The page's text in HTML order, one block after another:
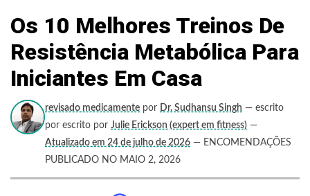
Os 10 Melhores Treinos De
Resistência Metabólica Para
Iniciantes Em Casa
revisado medicamente por Dr. Sudhansu Singh — escrito
por escrito por Julie Erickson (expert em fitness) —
Atualizado em 24 de julho de 2026 — ENCOMENDAÇÕES
PUBLICADO NO MAIO 2, 2026